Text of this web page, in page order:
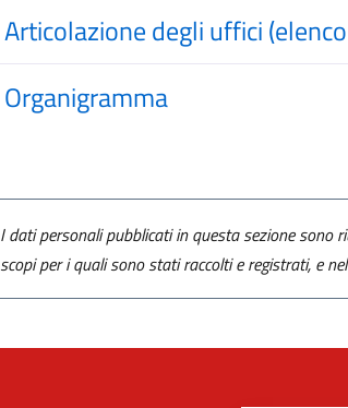
Articolazione degli uffici
Organigramma
I dati personali pubblicati in questa sezione sono
scopi per i quali sono stati raccolti e registrati, e